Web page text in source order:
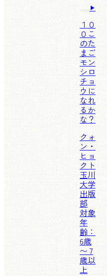
１０
０こ
のた
まご
モン
シロ
チョ
ウに
なれ
るか
な？
クォ
ン・
ヒョ
クト
玉川
大学
出版
部
対象
年
齢：
6歳
〜 7
歳以
上